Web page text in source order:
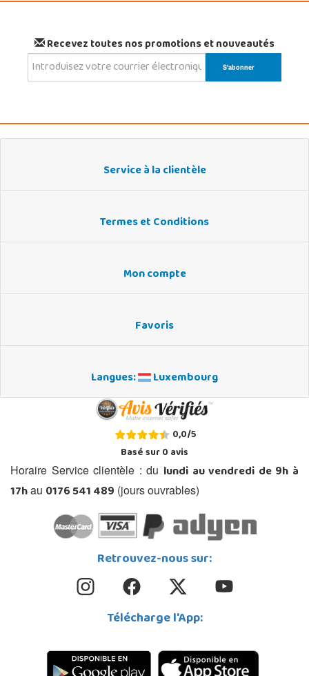
Recevez toutes nos promotions et nouveautés
Service à la clientèle
Termes et Conditions
Mon compte
Favoris
Langues: Luxembourg
0,0/5
Basé sur0avis
Horaire Service clientèle : du lundi au vendredi de 9h à
17hau 0176 541 489 (jours ouvrables)
Retrouvez-nous sur:
Télécharge l'App: